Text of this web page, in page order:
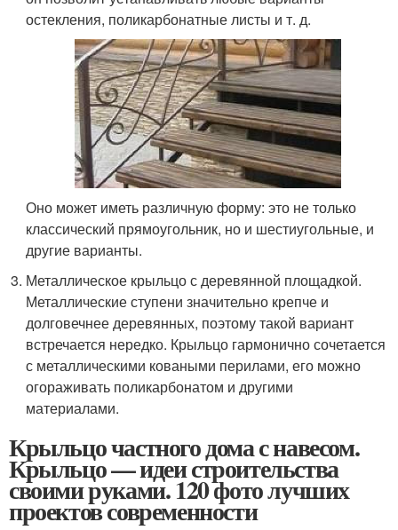
остекления, поликарбонатные листы и т. д.
Оно может иметь различную форму: это не только
классический прямоугольник, но и шестиугольные, и
другие варианты.
Металлическое крыльцо с деревянной площадкой.
Металлические ступени значительно крепче и
долговечнее деревянных, поэтому такой вариант
встречается нередко. Крыльцо гармонично сочетается
с металлическими коваными перилами, его можно
огораживать поликарбонатом и другими
материалами.
Крыльцо частного дома с навесом.
Крыльцо — идеи строительства
своими руками. 120 фото лучших
проектов современности